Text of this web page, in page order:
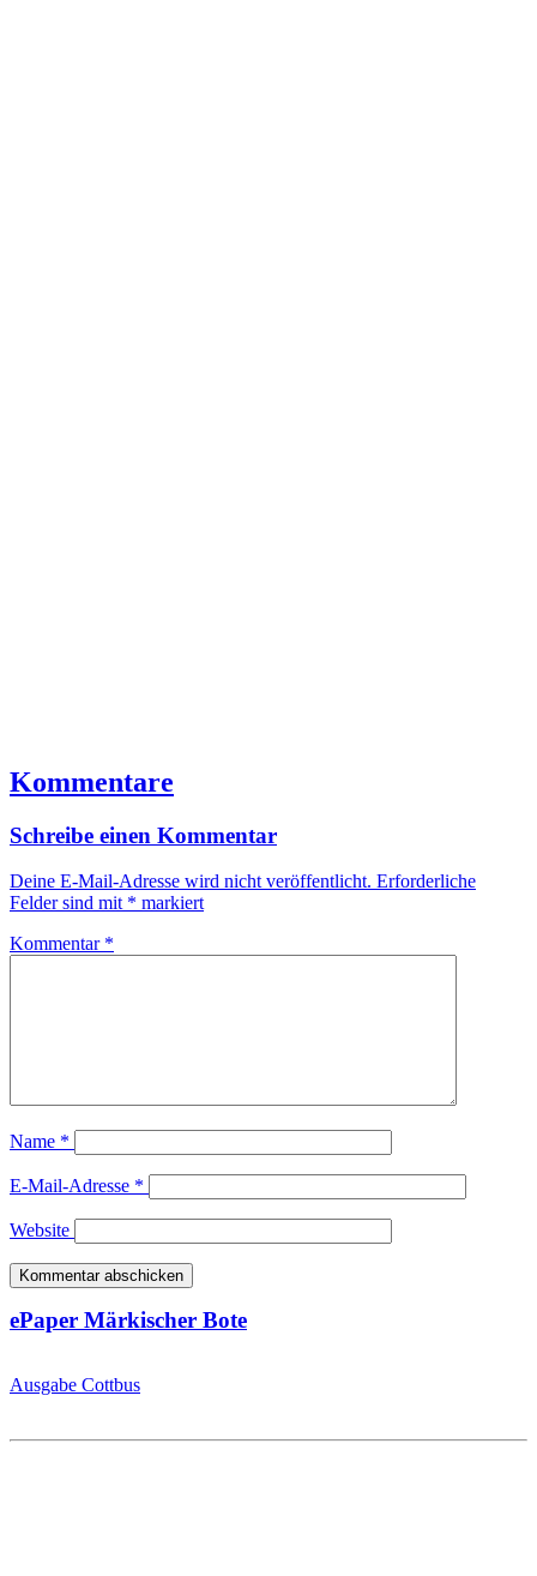
Kommentare
Schreibe einen Kommentar
Deine E-Mail-Adresse wird nicht veröffentlicht. Erforderliche
Felder sind mit * markiert
Kommentar *
Name *
E-Mail-Adresse *
Website
ePaper Märkischer Bote
Ausgabe Cottbus